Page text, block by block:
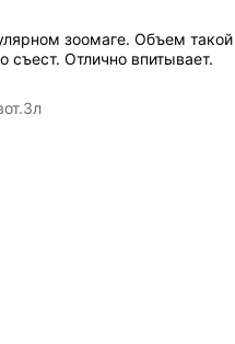
зоомаге. Объем такой
Отлично впитывает.